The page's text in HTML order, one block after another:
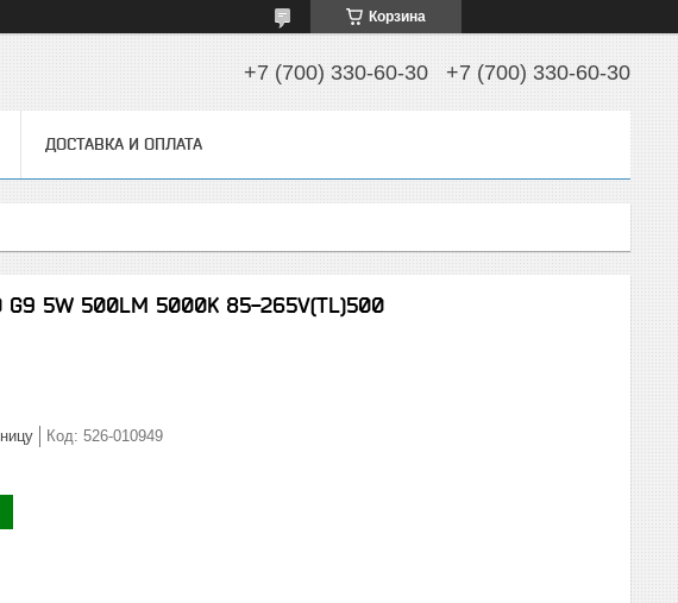
Корзина
+7 (700) 330-60-30 +7 (700) 330-60-30
ДОСТАВКА И ОПЛАТА
G9 5W 500LM 5000K 85-265V(TL)500
Код: 526-010949